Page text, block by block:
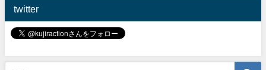
twitter